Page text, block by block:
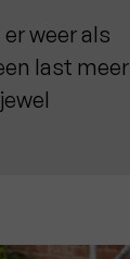
weer als
last meer